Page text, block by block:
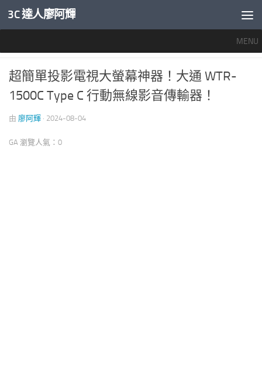
內文下方
3C 達人廖阿輝
MENU
0
超簡單投影電視大螢幕神器！大通 WTR-
1500C Type C 行動無線影音傳輸器！
由 廖阿輝 · 2024-08-04
GA 瀏覽人氣：0